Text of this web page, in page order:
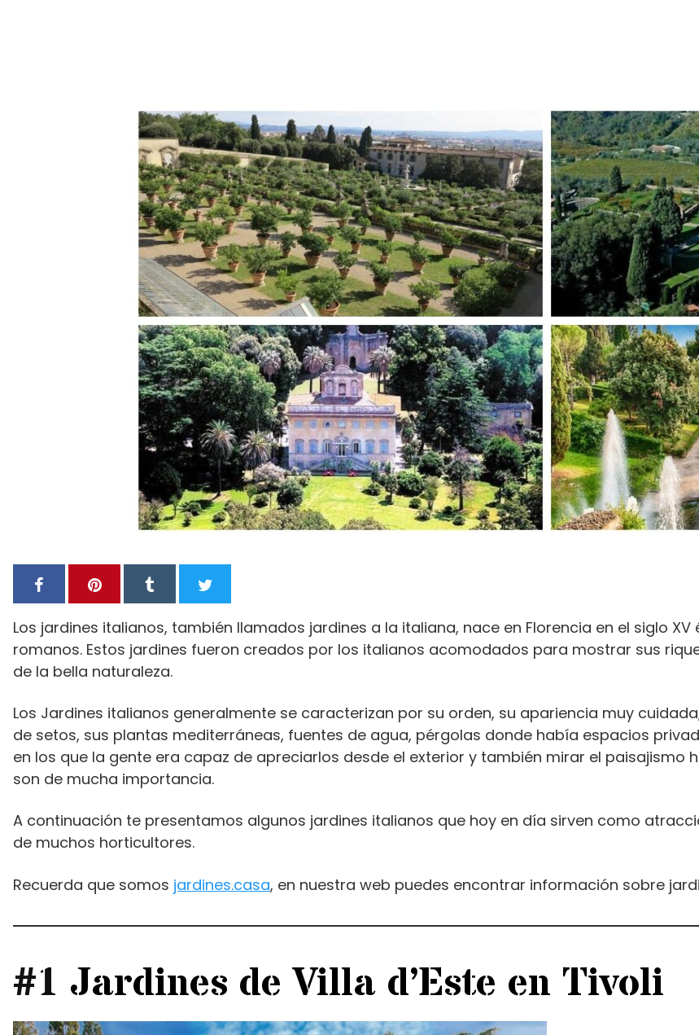
Los jardines italianos, también llamados jardines a la italiana, nace en Florencia en el siglo
romanos. Estos jardines fueron creados por los italianos acomodados para mostrar sus
de la bella naturaleza.
Los Jardines italianos generalmente se caracterizan por su orden, su apariencia muy
de setos, sus plantas mediterráneas, fuentes de agua, pérgolas donde había espacios
en los que la gente era capaz de apreciarlos desde el exterior y también mirar el paisajismo
son de mucha importancia.
A continuación te presentamos algunos jardines italianos que hoy en día sirven como
de muchos horticultores.
Recuerda que somos jardines.casa, en nuestra web puedes encontrar información sobre
#1 Jardines de Villa d’Este en Tivoli